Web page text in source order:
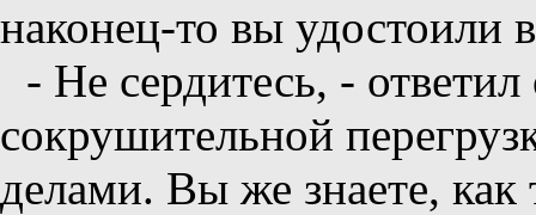
наконец-то вы удостоили
- Не сердитесь, -
сокрушительной
делами. Вы же знаете, как